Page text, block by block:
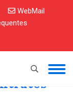
WebMail